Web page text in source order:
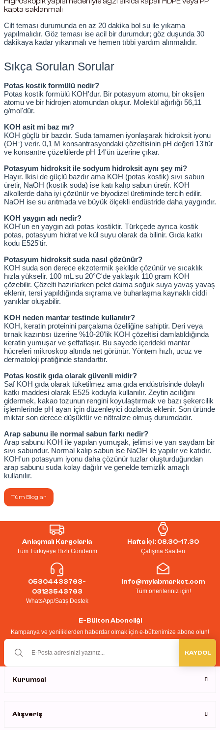
kapta saklanmalı
Cilt teması durumunda en az 20 dakika bol su ile yıkama
yapılmalıdır. Göz teması ise acil bir durumdur; göz duşunda 30
dakikaya kadar yıkanmalı ve hemen tıbbi yardım alınmalıdır.
Sıkça Sorulan Sorular
Potas kostik formülü nedir?
Potas kostik formülü KOH'dur. Bir potasyum atomu, bir oksijen
atomu ve bir hidrojen atomundan oluşur. Molekül ağırlığı 56,11
g/mol'dür.
KOH asit mi baz mı?
KOH güçlü bir bazdır. Suda tamamen iyonlaşarak hidroksit iyonu
(OH⁻) verir. 0,1 M konsantrasyondaki çözeltisinin pH değeri 13'tür
ve konsantre çözeltilerde pH 14'ün üzerine çıkar.
Potasyum hidroksit ile sodyum hidroksit aynı şey mi?
Hayır. İkisi de güçlü bazdır ama KOH (potas kostik) sıvı sabun
üretir, NaOH (kostik soda) ise katı kalıp sabun üretir. KOH
alkollerde daha iyi çözünür ve biyodizel üretiminde tercih edilir.
NaOH ise su arıtmada ve büyük ölçekli endüstride daha yaygındır.
KOH yaygın adı nedir?
KOH'un en yaygın adı potas kostiktir. Türkçede ayrıca kostik
potas, potasyum hidrat ve kül suyu olarak da bilinir. Gıda katkı
kodu E525'tir.
Potasyum hidroksit suda nasıl çözünür?
KOH suda son derece ekzotermik şekilde çözünür ve sıcaklık
hızla yükselir. 100 mL su 20°C'de yaklaşık 110 gram KOH
çözebilir. Çözelti hazırlarken pelet daima soğuk suya yavaş yavaş
eklenir, tersi yapıldığında sıçrama ve buharlaşma kaynaklı ciddi
yanıklar oluşabilir.
KOH neden mantar testinde kullanılır?
KOH, keratin proteinini parçalama özelliğine sahiptir. Deri veya
tırnak kazıntısı üzerine %10-20'lik KOH çözeltisi damlatıldığında
keratin yumuşar ve şeffaflaşır. Bu sayede içerideki mantar
hücreleri mikroskop altında net görünür. Yöntem hızlı, ucuz ve
dermatoloji pratiğinde standarttır.
Potas kostik gıda olarak güvenli midir?
Saf KOH gıda olarak tüketilmez ama gıda endüstrisinde dolaylı
katkı maddesi olarak E525 koduyla kullanılır. Zeytin acılığını
gidermek, kakao tozunun rengini koyulaştırmak ve bazı şekercilik
işlemlerinde pH ayarı için düzenleyici dozlarda eklenir. Son üründe
miktar son derece düşüktür ve nötralize olmuş durumdadır.
Arap sabunu ile normal sabun farkı nedir?
Arap sabunu KOH ile yapılan yumuşak, jelimsi ve yarı saydam bir
sıvı sabundur. Normal kalıp sabun ise NaOH ile yapılır ve katıdır.
KOH'un potasyum iyonu daha çözünür tuzlar oluşturduğundan
arap sabunu suda kolay dağılır ve genelde temizlik amaçlı
kullanılır.
Tüm Bloglar
Anlaşmalı Kargolarla
Tüm Türkiyeye Hızlı Gönderim
Hafta İçi : 08.30-17.30
Çalışma Saatleri
05304433763-
03123543763
WhatsApp/Satış Destek
info@mylabmarket.com
Tüm önerileriniz için!
E-Bülten Aboneliği
Kampanya ve yeniliklerden haberdar olmak için e-bültenimize abone olun!
KAYDOL
Kurumsal
Alışveriş